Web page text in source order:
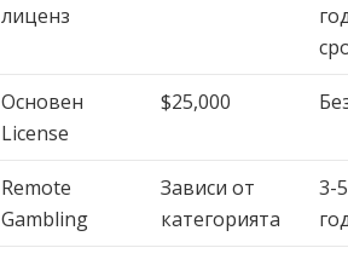
лиценз
Основен
License
$25,000
Remote
Gambling
Зависи от
категорията
3-5